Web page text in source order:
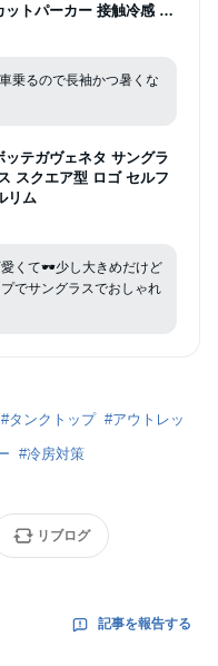
トパーカー 接触冷感 長
UVパーカー 遮光 メッ
イザー 即納
乗るので長袖かつ暑くな
テガヴェネタ サングラ
スクエア型 ロゴ セルフ
リム
くて🕶️少し大きめだけど
でサングラスでおしゃれ
#タンクトップ #アウトレッ
#冷房対策
リブログ
記事を報告する